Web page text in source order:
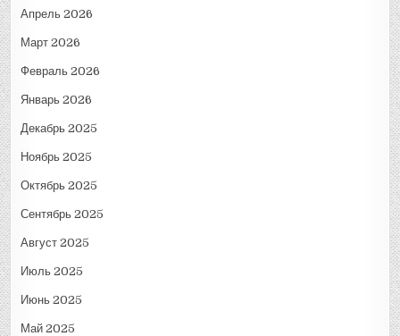
Апрель 2026
Март 2026
Февраль 2026
Январь 2026
Декабрь 2025
Ноябрь 2025
Октябрь 2025
Сентябрь 2025
Август 2025
Июль 2025
Июнь 2025
Май 2025